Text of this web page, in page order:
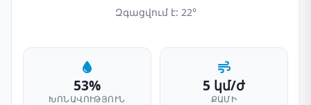
Զգացվում է: 22°
53%
ԽՈՆԱՎՈՒԹՅՈՒՆ
5 կմ/ժ
ՔԱՄԻ